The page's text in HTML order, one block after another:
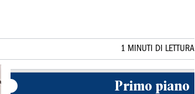
1 MINUTI DI LETTURA
Primo piano